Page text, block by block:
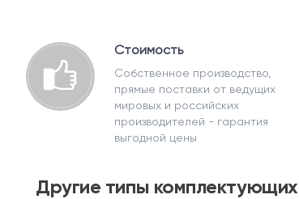
Стоимость
Собственное производство,
прямые поставки от ведущих
мировых и российских
производителей - гарантия
выгодной цены
Другие типы комплектующих